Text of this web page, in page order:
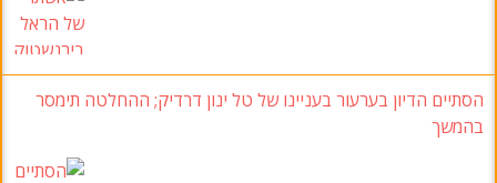
הסתיים הדיון בערעור בעניינו של טל ינון דרדיק; ההחלטה תימסר
בהמשך